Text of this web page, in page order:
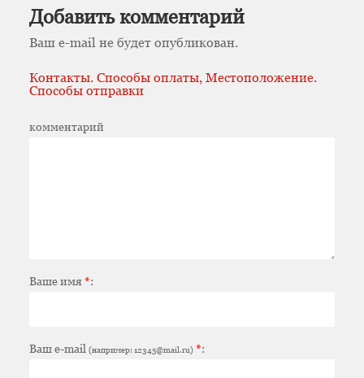
Добавить комментарий
Ваш e-mail не будет опубликован.
Контакты. Способы оплаты, Местоположение.
Способы отправки
комментарий
Ваше имя*:
Ваш e-mail (например: 12345@mail.ru) *: